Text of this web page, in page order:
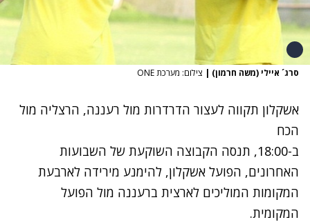
סרג´ איילי (משה חרמון) | צילום: מערכת ONE
אשקלון תקווה לעצור הדרדרות מול רעננה, הרצליה מול
הכח
ב-18:00, תנסה הקבוצה השוקעת של השבועות
האחרונים, הפועל אשקלון, להימנע מירידה לארבעת
המקומות המוליכים לארצית ברעננה מול הפועל
המקומית.